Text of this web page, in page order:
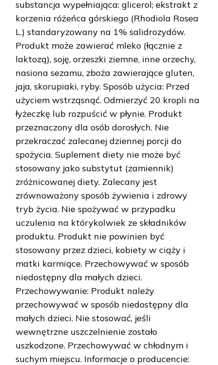
substancja wypełniająca: glicerol; ekstrakt z
korzenia różeńca górskiego (Rhodiola Rosea
L.) standaryzowany na 1% salidrozydów.
Produkt może zawierać mleko (łącznie z
laktozą), soję, orzeszki ziemne, inne orzechy,
nasiona sezamu, zboża zawierające gluten,
jaja, skorupiaki, ryby. Sposób użycia: Przed
użyciem wstrząsnąć. Odmierzyć 20 kropli na
łyżeczkę lub rozpuścić w płynie. Produkt
przeznaczony dla osób dorosłych. Nie
przekraczać zalecanej dziennej porcji do
spożycia. Suplement diety nie może być
stosowany jako substytut (zamiennik)
zróżnicowanej diety. Zalecany jest
zrównoważony sposób żywienia i zdrowy
tryb życia. Nie spożywać w przypadku
uczulenia na którykolwiek ze składników
produktu. Produkt nie powinien być
stosowany przez dzieci, kobiety w ciąży i
matki karmiące. Przechowywać w sposób
niedostępny dla małych dzieci.
Przechowywanie: Produkt należy
przechowywać w sposób niedostępny dla
małych dzieci. Nie stosować, jeśli
wewnętrzne uszczelnienie zostało
uszkodzone. Przechowywać w chłodnym i
suchym miejscu. Informacje o producencie: